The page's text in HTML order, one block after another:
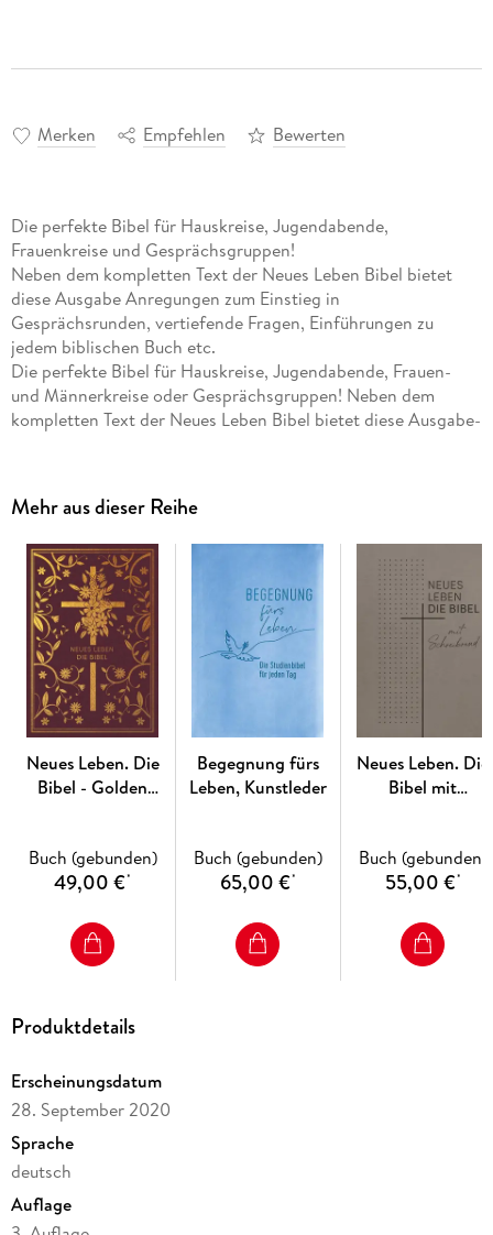
Merken Empfehlen Bewerten
Die perfekte Bibel für Hauskreise, Jugendabende,
Frauenkreise und Gesprächsgruppen!
Neben dem kompletten Text der Neues Leben Bibel bietet
diese Ausgabe Anregungen zum Einstieg in
Gesprächsrunden, vertiefende Fragen, Einführungen zu
jedem biblischen Buch etc.
Die perfekte Bibel für Hauskreise, Jugendabende, Frauen-
und Männerkreise oder Gesprächsgruppen! Neben dem
kompletten Text der Neues Leben Bibel bietet diese Ausgabe-
Abschnitt der Bibel- 111 ausgearbeitete Kurse für
verschiedene Zielgruppen (Männer, Frauen, Singles,
Verheiratete, Jugendliche oder Berufstätige)- 194 beliebte
Geschichten und Berichte der Bibel - mit Gesprächsfragen
aufbereitet- Einführungen zu jedem biblischen Buch,
historische Hintergründe, sowie Informationen zu Verfasser,
Entstehungszeit und Besonderheit- 66 Zusatz-Seiten für
Hauskreisleiter mit Tipps von erfahrenen Mitarbeitern aus
dem Autorenpool des Hauskreismagazins. Mithilfe der
aufbereiteten Informationen und der begleitenden Fragen
kommt man leicht ins Gespräch, gewinnt tieferes biblisches
Wissen und wird motiviert, das Erkannte in den Alltag
umzusetzen. Die ideale Fundgrube bei der Vorbereitung von
Mehr aus dieser Reihe
Neues Leben. Die
Bibel - Golden
Buch (gebunden)
49,00 €*
Begegnung fürs
Leben, Kunstleder
Buch (gebunden)
65,00 €*
Neues Leben. Die
Bibel mit
Buch (gebunden)
55,00 €*
Produktdetails
Erscheinungsdatum
28. September 2020
Sprache
deutsch
Auflage